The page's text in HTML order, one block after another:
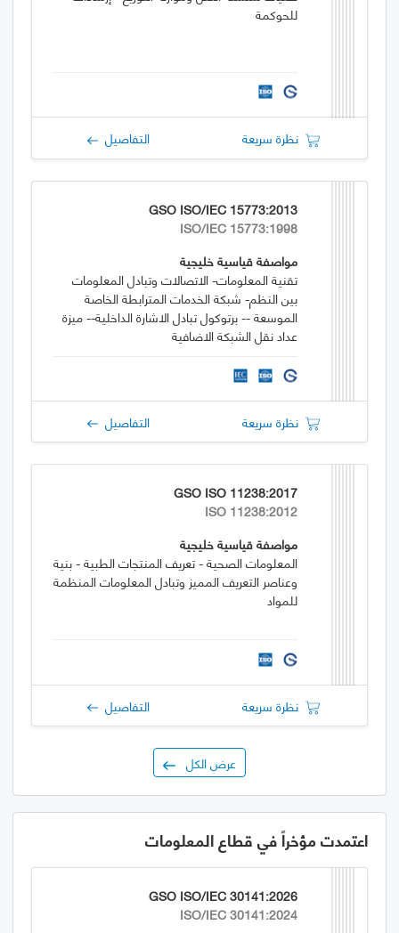
للحوكمة
نظرة سريعة التفاصيل
GSO ISO/IEC 15773:2013
ISO/IEC 15773:1998
مواصفة قياسية خليجية
تقنية المعلومات- الاتصالات وتبادل المعلومات
بين النظم- شبكة الخدمات المترابطة الخاصة
الموسعة -- برتوكول تبادل الاشارة الداخلية-- ميزة
عداد نقل الشبكة الاضافية
نظرة سريعة التفاصيل
GSO ISO 11238:2017
ISO 11238:2012
مواصفة قياسية خليجية
المعلومات الصحية - تعريف المنتجات الطبية - بنية
وعناصر التعريف المميز وتبادل المعلومات المنظمة
للمواد
نظرة سريعة التفاصيل
عرض الكل
اعتمدت مؤخراً في قطاع المعلومات
GSO ISO/IEC 30141:2026
ISO/IEC 30141:2024